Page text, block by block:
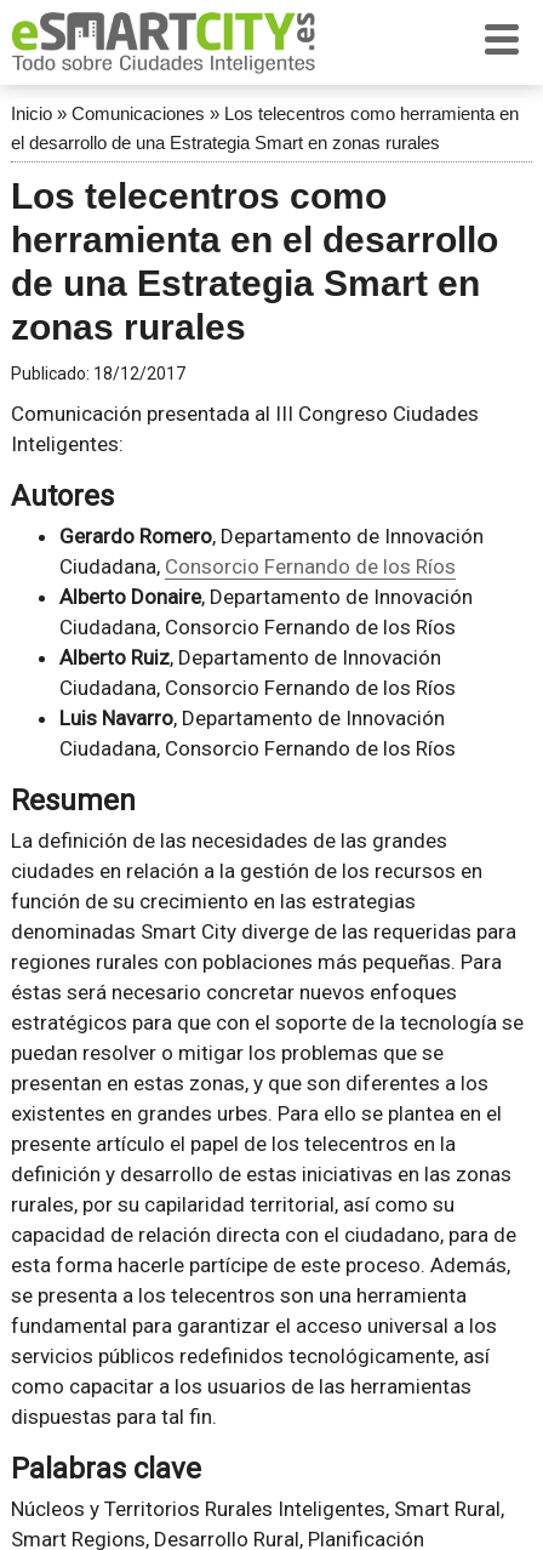
Inicio» Comunicaciones » Los telecentros como herramienta en
el desarrollo de una Estrategia Smart en zonas rurales
Los telecentros como
herramienta en el desarrollo
de una Estrategia Smart en
zonas rurales
Publicado: 18/12/2017
Comunicación presentada al III Congreso Ciudades
Inteligentes:
Autores
Gerardo Romero, Departamento de Innovación
Ciudadana, Consorcio Fernando de los Ríos
Alberto Donaire, Departamento de Innovación
Ciudadana, Consorcio Fernando de los Ríos
Alberto Ruiz, Departamento de Innovación
Ciudadana, Consorcio Fernando de los Ríos
Luis Navarro, Departamento de Innovación
Ciudadana, Consorcio Fernando de los Ríos
Resumen
La definición de las necesidades de las grandes
ciudades en relación a la gestión de los recursos en
función de su crecimiento en las estrategias
denominadas Smart City diverge de las requeridas para
regiones rurales con poblaciones más pequeñas. Para
éstas será necesario concretar nuevos enfoques
estratégicos para que con el soporte de la tecnología se
puedan resolver o mitigar los problemas que se
presentan en estas zonas, y que son diferentes a los
existentes en grandes urbes. Para ello se plantea en el
presente artículo el papel de los telecentros en la
definición y desarrollo de estas iniciativas en las zonas
rurales, por su capilaridad territorial, así como su
capacidad de relación directa con el ciudadano, para de
esta forma hacerle partícipe de este proceso. Además,
se presenta a los telecentros son una herramienta
fundamental para garantizar el acceso universal a los
servicios públicos redefinidos tecnológicamente, así
como capacitar a los usuarios de las herramientas
dispuestas para tal fin.
Palabras clave
Núcleos y Territorios Rurales Inteligentes, Smart Rural,
Smart Regions, Desarrollo Rural, Planificación